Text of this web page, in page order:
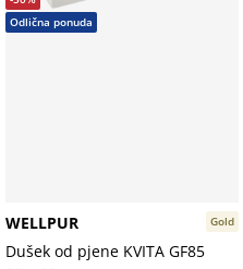
Odlična ponuda
Gold
WELLPUR
Dušek od pjene KVITA GF85